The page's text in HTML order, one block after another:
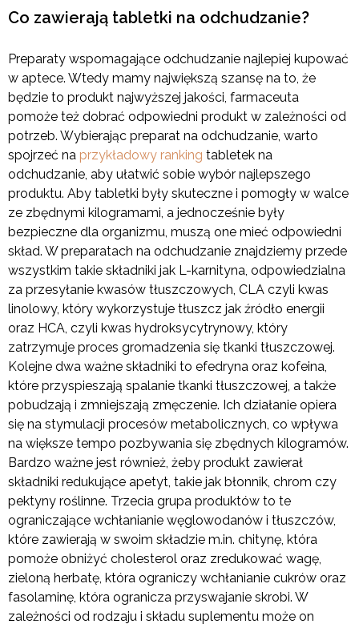
Co zawierają tabletki na odchudzanie?
Preparaty wspomagające odchudzanie najlepiej kupować
w aptece. Wtedy mamy największą szansę na to, że
będzie to produkt najwyższej jakości, farmaceuta
pomoże też dobrać odpowiedni produkt w zależności od
potrzeb. Wybierając preparat na odchudzanie, warto
spojrzeć na przykładowy ranking tabletek na
odchudzanie, aby ułatwić sobie wybór najlepszego
produktu. Aby tabletki były skuteczne i pomogły w walce
ze zbędnymi kilogramami, a jednocześnie były
bezpieczne dla organizmu, muszą one mieć odpowiedni
skład. W preparatach na odchudzanie znajdziemy przede
wszystkim takie składniki jak L-karnityna, odpowiedzialna
za przesyłanie kwasów tłuszczowych, CLA czyli kwas
linolowy, który wykorzystuje tłuszcz jak źródło energii
oraz HCA, czyli kwas hydroksycytrynowy, który
zatrzymuje proces gromadzenia się tkanki tłuszczowej.
Kolejne dwa ważne składniki to efedryna oraz kofeina,
które przyspieszają spalanie tkanki tłuszczowej, a także
pobudzają i zmniejszają zmęczenie. Ich działanie opiera
się na stymulacji procesów metabolicznych, co wpływa
na większe tempo pozbywania się zbędnych kilogramów.
Bardzo ważne jest również, żeby produkt zawierał
składniki redukujące apetyt, takie jak błonnik, chrom czy
pektyny roślinne. Trzecia grupa produktów to te
ograniczające wchłanianie węglowodanów i tłuszczów,
które zawierają w swoim składzie m.in. chitynę, która
pomoże obniżyć cholesterol oraz zredukować wagę,
zieloną herbatę, która ograniczy wchłanianie cukrów oraz
fasolaminę, która ogranicza przyswajanie skrobi. W
zależności od rodzaju i składu suplementu może on